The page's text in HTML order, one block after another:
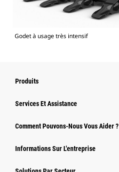
Godet à usage très intensif
Produits
Services Et Assistance
Comment Pouvons-Nous Vous Aider ?
Informations Sur L'entreprise